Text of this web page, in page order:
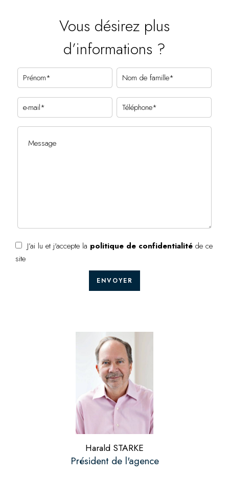
Vous désirez plus
d’informations ?
J’ai lu et j'accepte la politique de confidentialité de ce
site
ENVOYER
Harald STARKE
Président de l'agence